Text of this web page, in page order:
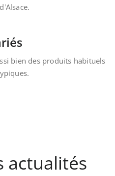
bien des produits habituels
actualités